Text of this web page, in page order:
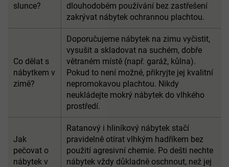
slunce?
dlouhodobém používání bez zastřešení
zakrývat nábytek ochrannou plachtou.
Co dělat s
nábytkem v
zimě?
Doporučujeme nábytek na zimu vyčistit,
vysušit a skladovat na suchém, dobře
větraném místě (např. garáž, kůlna).
Pokud to není možné, přikryjte jej kvalitní
nepromokavou plachtou. Nikdy
neukládejte mokrý nábytek do vlhkého
prostředí.
Jak
pečovat o
nábytek v
Ratanový i hliníkový nábytek stačí
pravidelně otírat vlhkým hadříkem bez
použití agresivní chemie. Po dešti nechte
nábytek vždy důkladně oschnout, než jej